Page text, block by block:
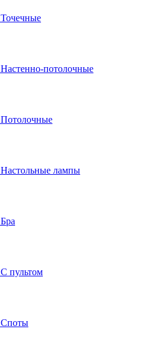
Точечные
Настенно-потолочные
Потолочные
Настольные лампы
Бра
С пультом
Споты